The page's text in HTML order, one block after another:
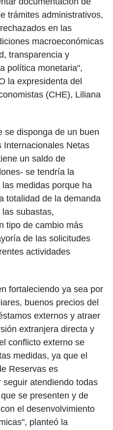
trámites administrativos,
en las
macroeconómicas
transparencia y
política monetaria",
la expresidenta del
(CHE), Liliana
se disponga de un buen
Internacionales Netas
un saldo de
se tendría la
medidas porque ha
totalidad de la demanda
subastas,
tipo de cambio más
de las solicitudes
actividades
fortaleciendo ya sea por
buenos precios del
externos y atraer
extranjera directa y
conflicto externo se
medidas, ya que el
Reservas es
atendiendo todas
se presenten y de
el desenvolvimiento
planteó la